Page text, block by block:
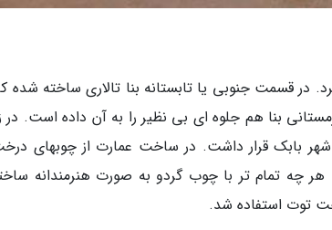
قسمت جنوبی یا تابستانه بنا تالاری ساخته شده
بنا هم جلوه ای بی نظیر را به آن داده است. در
بابک قرار داشت. در ساخت عمارت از چوبهای
هر چه تمام تر با چوب گردو به صورت هنرمندانه
توت استفاده شد.